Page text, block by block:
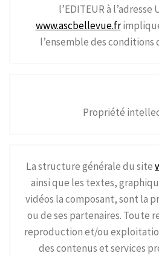
l’EDITEUR à l’adresse
www.ascbellevue.fr
l’ensemble des conditions
Propriété
La structure générale du site
ainsi que les textes,
vidéos la composant, sont la
ou de ses partenaires. Toute
reproduction et/ou
des contenus et services